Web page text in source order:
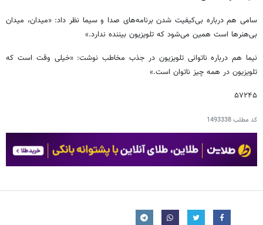
سامی هم درباره بی‌کیفیت شدن برنامه‌های صدا و سیما نظر داد: «میدان، میدان
بی‌هنرها است همین می‌شود که تلویزیون بیننده ندارد.»
نیما هم درباره ناتوانی تلویزیون در جذب مخاطب نوشت: «خیلی وقت است که
تلویزیون در همه چیز ناتوان است.»
۵۷۲۴۵
کد مطلب1493338